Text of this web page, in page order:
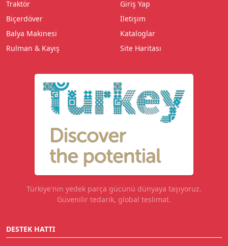
Traktör
Biçerdöver
Balya Makinesi
Rulman & Kayış
Giriş Yap
İletişim
Kataloglar
Site Haritası
Türkiye'nin yedek parça gücünü dünyaya taşıyoruz.
Güvenilir tedarik, global teslimat.
DESTEK HATTI